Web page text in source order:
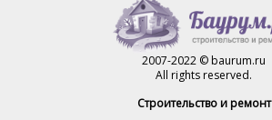
2007-2022 © baurum.ru
All rights reserved.
Строительство и ремонт